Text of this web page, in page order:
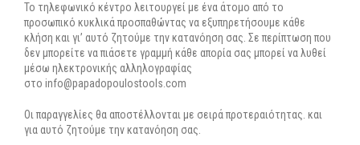
Το τηλεφωνικό κέντρο λειτουργεί με ένα άτομο από το
προσωπικό κυκλικά προσπαθώντας να εξυπηρετήσουμε κάθε
κλήση και γι’ αυτό ζητούμε την κατανόηση σας. Σε περίπτωση που
δεν μπορείτε να πιάσετε γραμμή κάθε απορία σας μπορεί να λυθεί
μέσω ηλεκτρονικής αλληλογραφίας
στο info@papadopoulostools.com
Oι παραγγελίες θα αποστέλλονται με σειρά προτεραιότητας. και
για αυτό ζητούμε την κατανόηση σας.